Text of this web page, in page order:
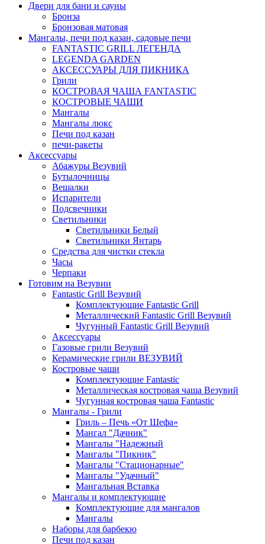
Двери для бани и сауны
Бронза
Бронзовая матовая
Мангалы, печи под казан, садовые печи
FANTASTIC GRILL ЛЕГЕНДА
LEGENDA GARDEN
АКСЕССУАРЫ ДЛЯ ПИКНИКА
Грили
КОСТРОВАЯ ЧАША FANTASTIC
КОСТРОВЫЕ ЧАШИ
Мангалы
Мангалы люкс
Печи под казан
печи-ракеты
Аксессуары
Абажуры Везувий
Бутылочницы
Вешалки
Испарители
Подсвечники
Светильники
Светильники Белый
Светильники Янтарь
Средства для чистки стекла
Часы
Черпаки
Готовим на Везувии
Fantastic Grill Везувий
Комплектующие Fantastic Grill
Металлический Fantastic Grill Везувий
Чугунный Fantastic Grill Везувий
Аксессуары
Газовые грили Везувий
Керамические грили ВЕЗУВИЙ
Костровые чаши
Комплектующие Fantastic
Металлическая костровая чаша Везувий
Чугунная костровая чаша Fantastic
Мангалы - Грили
Гриль – Печь «От Шефа»
Мангал "Дачник"
Мангалы "Надежный
Мангалы "Пикник"
Мангалы "Стационарные"
Мангалы "Удачный"
Мангальная Вставка
Мангалы и комплектующие
Комплектующие для мангалов
Мангалы
Наборы для барбекю
Печи под казан